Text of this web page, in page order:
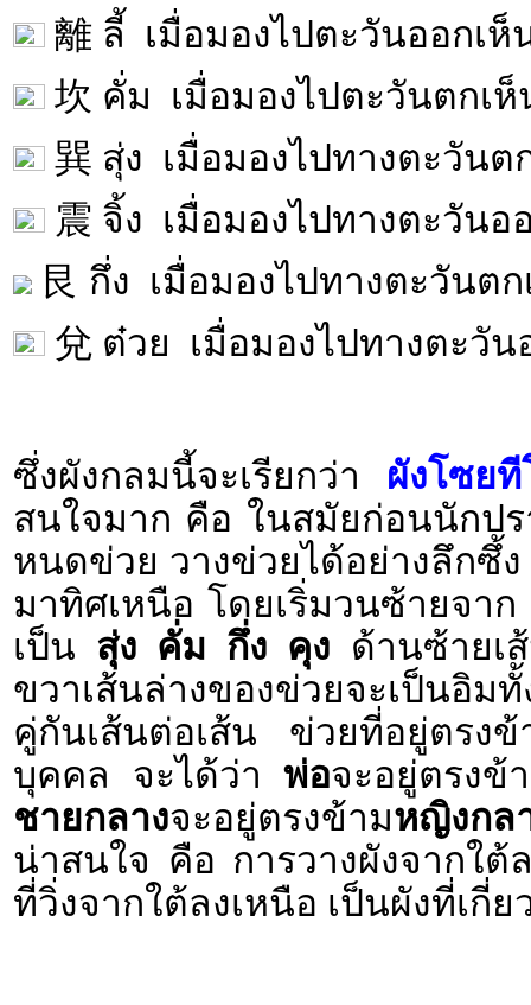
離 ลี้ เมื่อมองไปตะวันออกเ
坎 คั่ม เมื่อมองไปตะวันตกเ
巽 สุ่ง เมื่อมองไปทางตะวันต
震 จิ้ง เมื่อมองไปทางตะวันอ
艮 กึ่ง เมื่อมองไปทางตะวันต
兌 ต๋วย เมื่อมองไปทางตะวั
ซึ่งผังกลมนี้จะเรียกว่า ผังโซย
สนใจมาก คือ ในสมัยก่อนนักปร
หนดข่วย วางข่วยได้อย่างลึกซึ้
มาทิศเหนือ โดยเริ่มวนซ้ายจาก
เป็น สุ่ง คั่ม กึ่ง คุง ด้านซ้ายเ
ขวาเส้นล่างของข่วยจะเป็นอิม
คู่กันเส้นต่อเส้น ข่วยที่อยู่ตรง
บุคคล จะได้ว่าพ่อจะอยู่ตรงข้
ชายกลางจะอยู่ตรงข้ามหญิงกล
น่าสนใจ คือ การวางผังจากใต้
ที่วิ่งจากใต้ลงเหนือ เป็นผังที่เกี่